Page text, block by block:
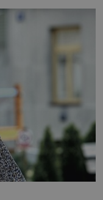
doba, když